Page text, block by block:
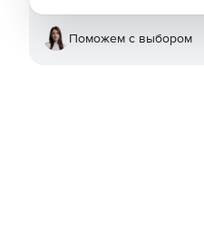
Поможем с выбором